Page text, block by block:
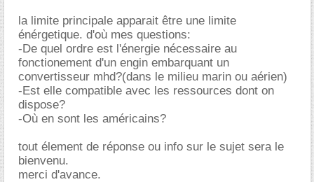
la limite principale apparait être une limite
énérgetique. d'où mes questions:
-De quel ordre est l'énergie nécessaire au
fonctionement d'un engin embarquant un
convertisseur mhd?(dans le milieu marin ou aérien)
-Est elle compatible avec les ressources dont on
dispose?
-Où en sont les américains?
tout élement de réponse ou info sur le sujet sera le
bienvenu.
merci d'avance.